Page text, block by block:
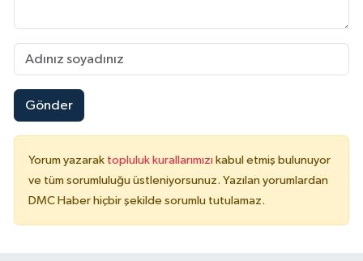
Gönder
Yorum yazarak topluluk kurallarımızı kabul etmiş bulunuyor
ve tüm sorumluluğu üstleniyorsunuz. Yazılan yorumlardan
DMC Haber hiçbir şekilde sorumlu tutulamaz.